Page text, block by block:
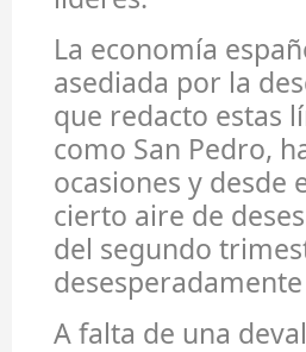
La economía
asediada por la
que redacto estas
como San Pedro,
ocasiones y desde
cierto aire de
del segundo
A falta de una